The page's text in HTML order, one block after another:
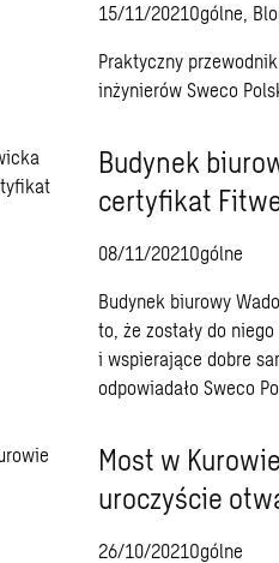
15/11/2021Ogólne,
Praktyczny
inżynierów Sweco
Budynek
certyfikat
08/11/2021Ogólne
Budynek biurowy
to, że zostały do
i wspierające dobre
odpowiadało Sweco
Most w
uroczyście
26/10/2021Ogólne